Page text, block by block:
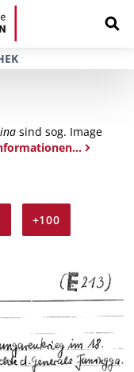
sind sog. Image
+100